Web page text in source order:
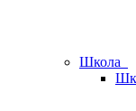
Школа